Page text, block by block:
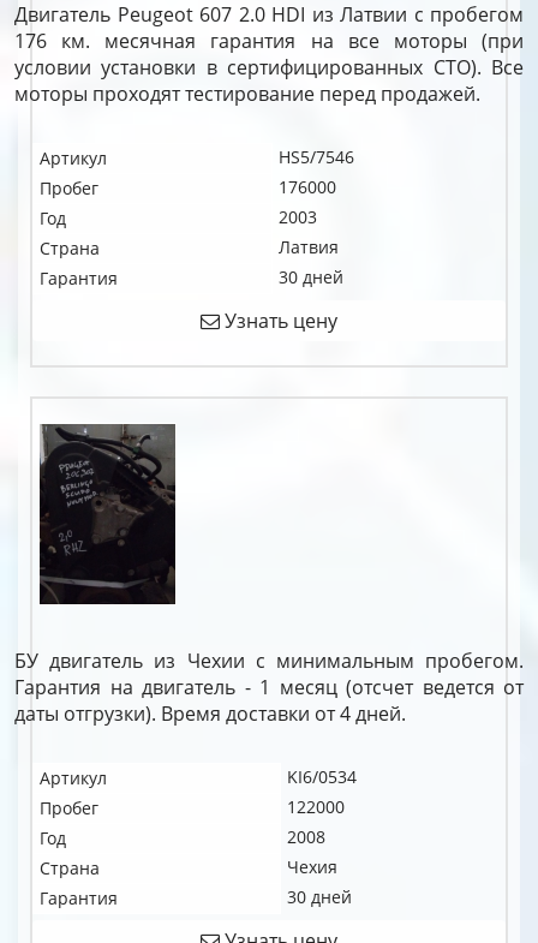
Двигатель Peugeot 607 2.0 HDI из Латвии с пробегом
176 км. месячная гарантия на все моторы (при
условии установки в сертифицированных СТО). Все
моторы проходят тестирование перед продажей.
Артикул
HS5/7546
Пробег
176000
Год
2003
Страна
Латвия
Гарантия
30 дней
Узнать цену
БУ двигатель из Чехии с минимальным пробегом.
Гарантия на двигатель - 1 месяц (отсчет ведется от
даты отгрузки). Время доставки от 4 дней.
Артикул
KI6/0534
Пробег
122000
Год
2008
Страна
Чехия
Гарантия
30 дней